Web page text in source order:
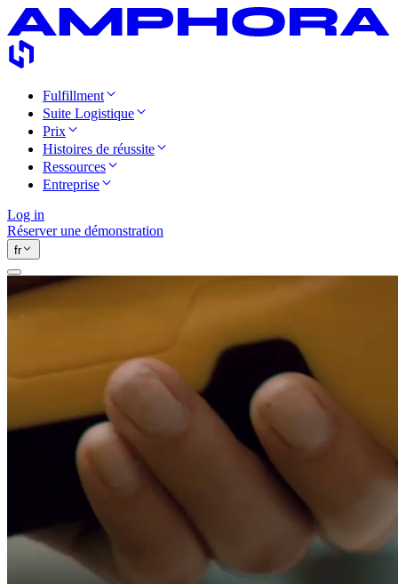
Fulfillment
Suite Logistique
Prix
Histoires de réussite
Ressources
Entreprise
Log in
Réserver une démonstration
fr